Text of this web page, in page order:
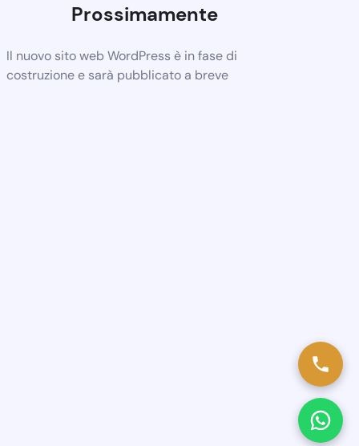
Prossimamente
Il nuovo sito web WordPress è in fase di
costruzione e sarà pubblicato a breve